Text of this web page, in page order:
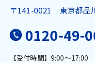
〒141-0021 東京都
0120-49-
【受付時間】9:00～17:00